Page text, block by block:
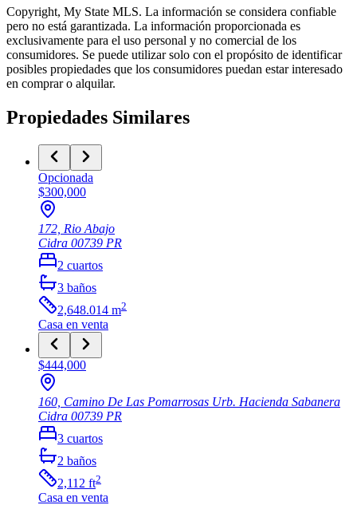
Copyright, My State MLS. La información se considera confiable
pero no está garantizada. La información proporcionada es
exclusivamente para el uso personal y no comercial de los
consumidores. Se puede utilizar solo con el propósito de identificar
posibles propiedades que los consumidores puedan estar interesado
en comprar o alquilar.
Propiedades Similares
Opcionada
$300,000
172, Rio Abajo
Cidra 00739 PR
2 cuartos
3 baños
2,648.014 m2
Casa en venta
$444,000
160, Camino De Las Pomarrosas Urb. Hacienda Sabanera
Cidra 00739 PR
3 cuartos
2 baños
2,112 ft2
Casa en venta